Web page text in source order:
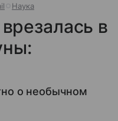
Наука
в
о необычном